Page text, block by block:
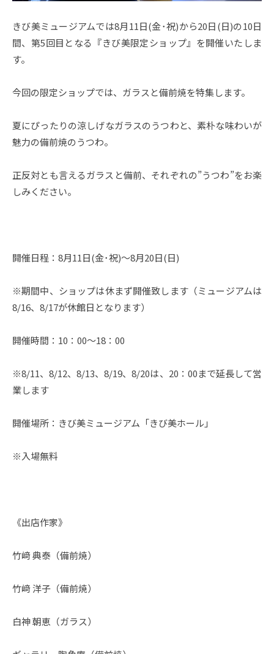
e
u
m
きび美ミュージアムでは8月11日(金･祝)から20日(日)の10日
間、第5回目となる『きび美限定ショップ』を開催いたしま
す。
今回の限定ショップでは、ガラスと備前焼を特集します。
夏にぴったりの涼しげなガラスのうつわと、素朴な味わいが
魅力の備前焼のうつわ。
正反対とも言えるガラスと備前、それぞれの”うつわ”をお楽
しみください。
開催日程：8月11日(金･祝)～8月20日(日)
※期間中、ショップは休まず開催致します（ミュージアムは
8/16、8/17が休館日となります）
開催時間：10：00～18：00
※8/11、8/12、8/13、8/19、8/20は、20：00まで延長して営
業します
開催場所：きび美ミュージアム「きび美ホール」
※入場無料
《出店作家》
竹﨑 典泰（備前焼）
竹﨑 洋子（備前焼）
白神 朝恵（ガラス）